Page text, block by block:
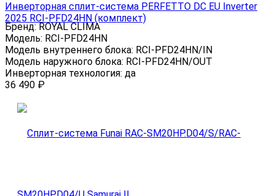
Инверторная сплит-система PERFETTO DC EU Inverter
2025 RCI-PFD24HN (комплект)
Бренд: ROYAL CLIMA
Модель: RCI-PFD24HN
Модель внутреннего блока: RCI-PFD24HN/IN
Модель наружного блока: RCI-PFD24HN/OUT
Инверторная технология: да
36 490 ₽